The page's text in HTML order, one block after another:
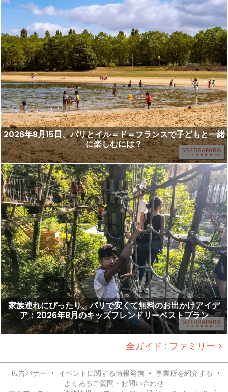
2026年8月15日、パリとイル＝ド＝フランスで子どもと一緒
に楽しむには？
家族連れにぴったり、パリで安くて無料のお出かけアイデ
ア：2026年8月のキッズフレンドリーベストプラン
全ガイド : ファミリー >
広告バナー • イベントに関する情報発信 • 事業所を紹介する •
よくあるご質問・お問い合わせ